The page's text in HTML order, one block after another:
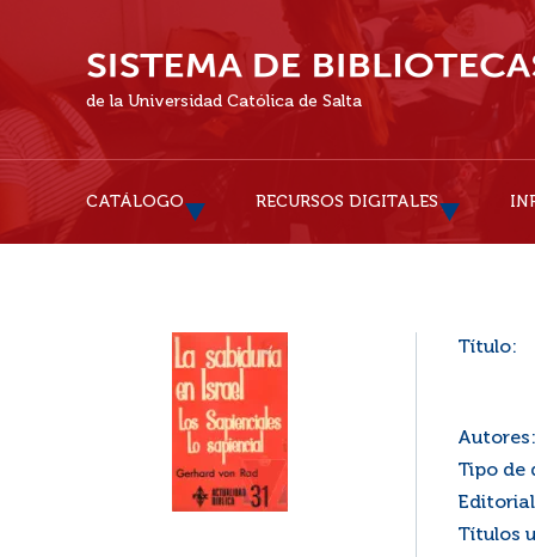
de la Universidad Católica de Salta
CATÁLOGO RECURSOS DIGITALES
Título:
Autores:
Tipo de
Títulos